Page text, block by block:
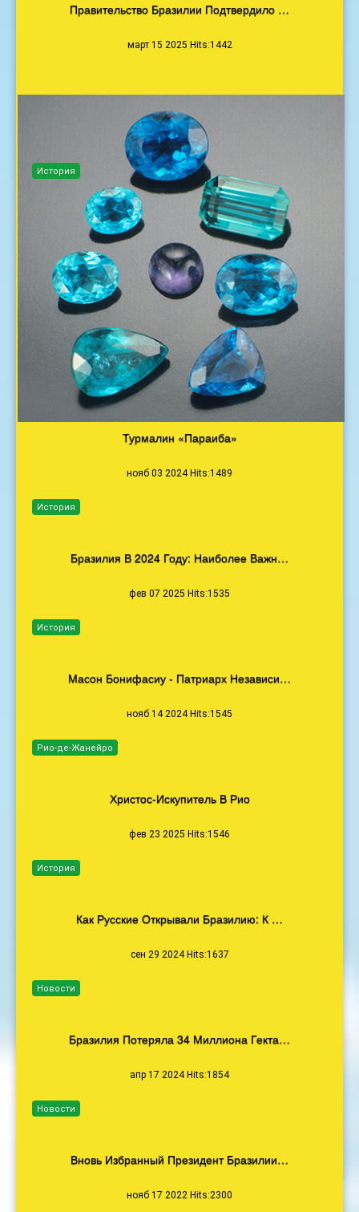
Правительство Бразилии Подтвердило …
март 15 2025 Hits:1442
Турмалин «Параиба»
нояб 03 2024 Hits:1489
История
Бразилия В 2024 Году: Наиболее Важн…
фев 07 2025 Hits:1535
История
Масон Бонифасиу - Патриарх Независи…
нояб 14 2024 Hits:1545
История
Христос-Искупитель В Рио
фев 23 2025 Hits:1546
Рио-де-Жанейро
Как Русские Открывали Бразилию: К …
сен 29 2024 Hits:1637
История
Бразилия Потеряла 34 Миллиона Гекта…
апр 17 2024 Hits:1854
Новости
Вновь Избранный Президент Бразилии…
нояб 17 2022 Hits:2300
Новости